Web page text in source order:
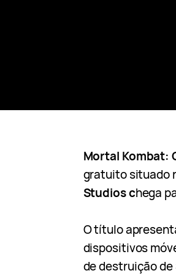
Mortal Kombat:
gratuito situado
Studios chega
O título
dispositivos
de destruição de